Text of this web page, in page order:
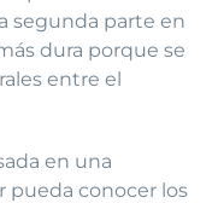
segunda parte en
dura porque se
entre el
en una
pueda conocer los